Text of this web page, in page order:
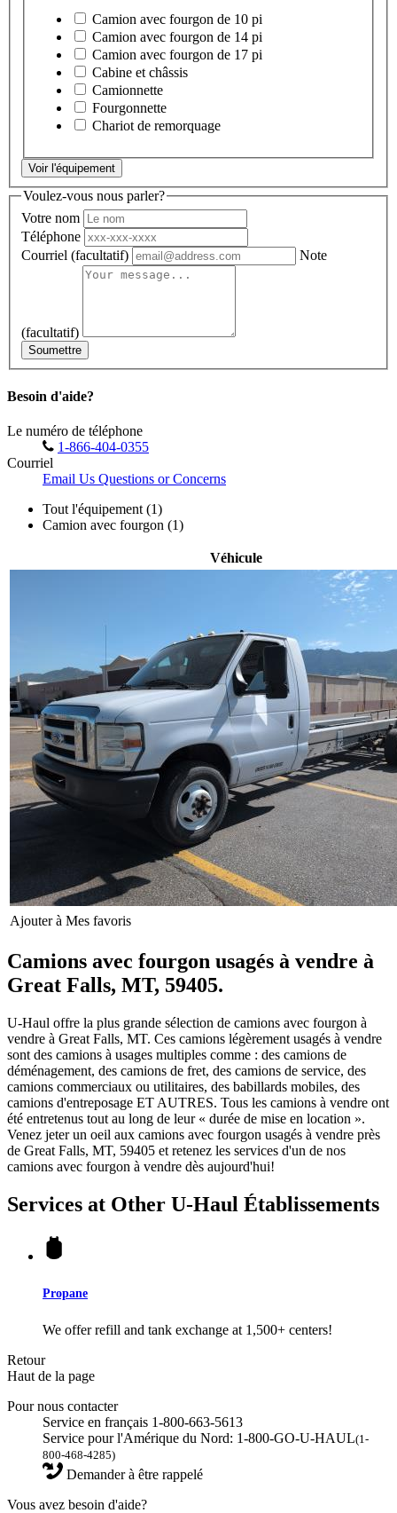
Camion avec fourgon de 10 pi
Camion avec fourgon de 14 pi
Camion avec fourgon de 17 pi
Cabine et châssis
Camionnette
Fourgonnette
Chariot de remorquage
Voir l'équipement
Voulez-vous nous parler?
Votre nom
Téléphone
Courriel (facultatif) Note
(facultatif)
Soumettre
Besoin d'aide?
Le numéro de téléphone
1-866-404-0355
Courriel
Email Us Questions or Concerns
Tout l'équipement (1)
Camion avec fourgon (1)
Véhicule
Ajouter à Mes favoris
Camions avec fourgon usagés à vendre à
Great Falls, MT, 59405.
U-Haul offre la plus grande sélection de camions avec fourgon à
vendre à Great Falls, MT. Ces camions légèrement usagés à vendre
sont des camions à usages multiples comme : des camions de
déménagement, des camions de fret, des camions de service, des
camions commerciaux ou utilitaires, des babillards mobiles, des
camions d'entreposage ET AUTRES. Tous les camions à vendre ont
été entretenus tout au long de leur « durée de mise en location ».
Venez jeter un oeil aux camions avec fourgon usagés à vendre près
de Great Falls, MT, 59405 et retenez les services d'un de nos
camions avec fourgon à vendre dès aujourd'hui!
Services at Other U-Haul Établissements
Propane
We offer refill and tank exchange at 1,500+ centers!
Retour
Haut de la page
Pour nous contacter
Service en français 1-800-663-5613
Service pour l'Amérique du Nord: 1-800-GO-U-HAUL(1-
800-468-4285)
Demander à être rappelé
Vous avez besoin d'aide?